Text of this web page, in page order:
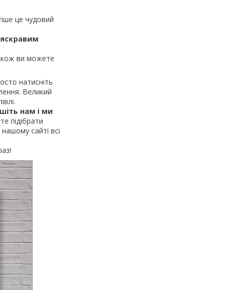
це чудовий
ви можете
натисніть
Великий
нам і ми
підібрати
сайті всі